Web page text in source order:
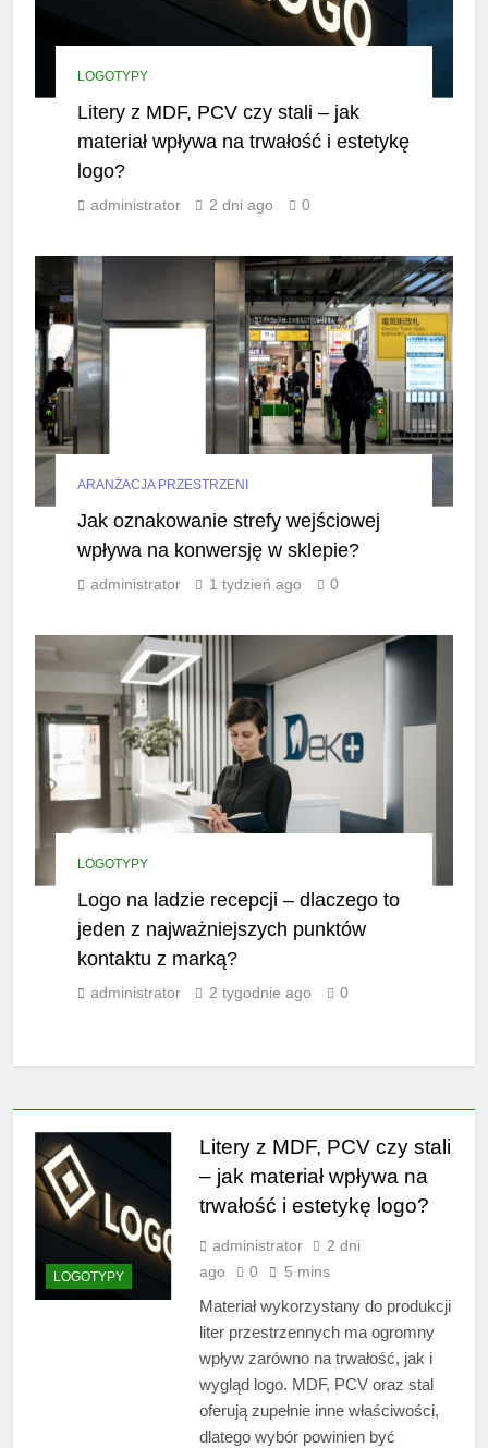
LOGOTYPY
Litery z MDF, PCV czy stali – jak
materiał wpływa na trwałość i estetykę
logo?
administrator 2 dni ago 0
ARANŻACJA PRZESTRZENI
Jak oznakowanie strefy wejściowej
wpływa na konwersję w sklepie?
administrator 1 tydzień ago 0
LOGOTYPY
Logo na ladzie recepcji – dlaczego to
jeden z najważniejszych punktów
kontaktu z marką?
administrator 2 tygodnie ago 0
LOGOTYPY
Litery z MDF, PCV czy stali
– jak materiał wpływa na
trwałość i estetykę logo?
administrator
2 dni
ago
0 5 mins
Materiał wykorzystany do produkcji
liter przestrzennych ma ogromny
wpływ zarówno na trwałość, jak i
wygląd logo. MDF, PCV oraz stal
oferują zupełnie inne właściwości,
dlatego wybór powinien być